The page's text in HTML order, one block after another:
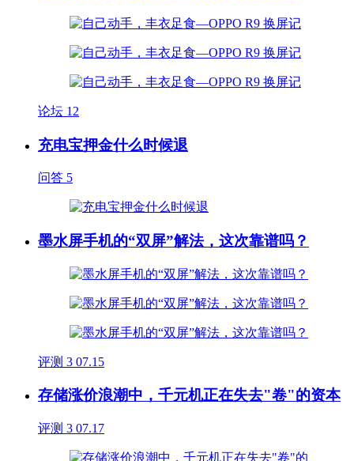
论坛 12
充电宝押金什么时候退
问答 5
墨水屏手机的“双屏”解法，这次靠谱吗？
评测 3 07.15
存储涨价浪潮中，千元机正在失去"卷"的资本
评测 3 07.17